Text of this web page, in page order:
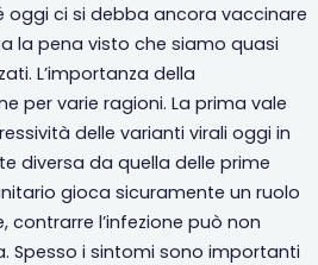
oggi ci si debba ancora vaccinare
la pena visto che siamo quasi
L’importanza della
per varie ragioni. La prima vale
delle varianti virali oggi in
diversa da quella delle prime
gioca sicuramente un ruolo
l’infezione può non
Spesso i sintomi sono importanti